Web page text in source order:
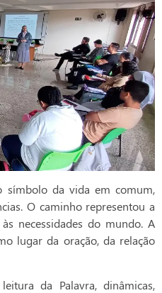
símbolo da vida em comum,
O caminho representou a
necessidades do mundo. A
lugar da oração, da relação
da Palavra, dinâmicas,